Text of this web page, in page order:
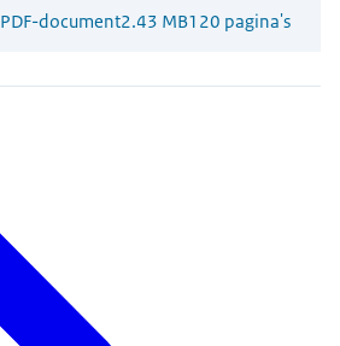
PDF-document2.43 MB120 pagina's